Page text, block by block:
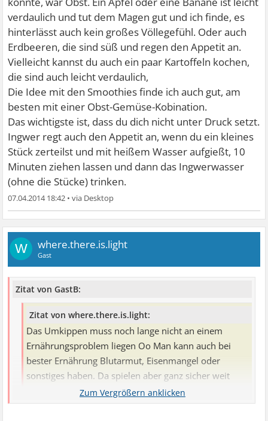
verdaulich und tut dem Magen gut und ich finde, es
hinterlässt auch kein großes Völlegefühl. Oder auch
Erdbeeren, die sind süß und regen den Appetit an.
Vielleicht kannst du auch ein paar Kartoffeln kochen,
die sind auch leicht verdaulich,
Die Idee mit den Smoothies finde ich auch gut, am
besten mit einer Obst-Gemüse-Kobination.
Das wichtigste ist, dass du dich nicht unter Druck setzt.
Ingwer regt auch den Appetit an, wenn du ein kleines
Stück zerteilst und mit heißem Wasser aufgießt, 10
Minuten ziehen lassen und dann das Ingwerwasser
(ohne die Stücke) trinken.
07.04.2014 18:42 •
W where.there.is.light
Gast
Zitat von GastB:
Zitat von where.there.is.light:
Das Umkippen muss noch lange nicht an einem
Ernährungsproblem liegen Oo Man kann auch bei
bester Ernährung Blutarmut, Eisenmangel oder
sonstiges haben. Da spielen aber ganz sicher weit
mehr Faktoren eine Rolle.